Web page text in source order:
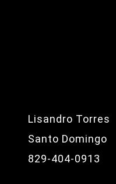
Lisandro Torres
Santo Domingo
829-404-0913